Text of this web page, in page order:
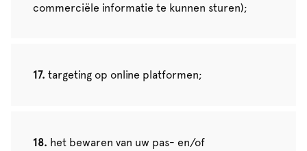
commerciële informatie te kunnen sturen);
targeting op online platformen;
het bewaren van uw pas- en/of